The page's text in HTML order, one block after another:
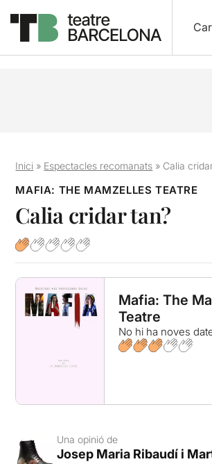
Inici » Espectacles recomanats » Calia
MAFIA: THE MAMZELLES TEATRE
Calia cridar tan?
Mafia: The
Teatre
No hi ha noves
Una opinió de
Josep Maria Ribaudí i